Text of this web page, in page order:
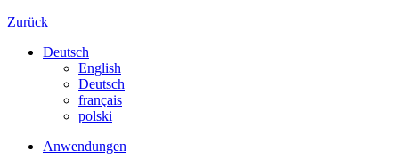
Zurück
Deutsch
English
Deutsch
français
polski
Anwendungen